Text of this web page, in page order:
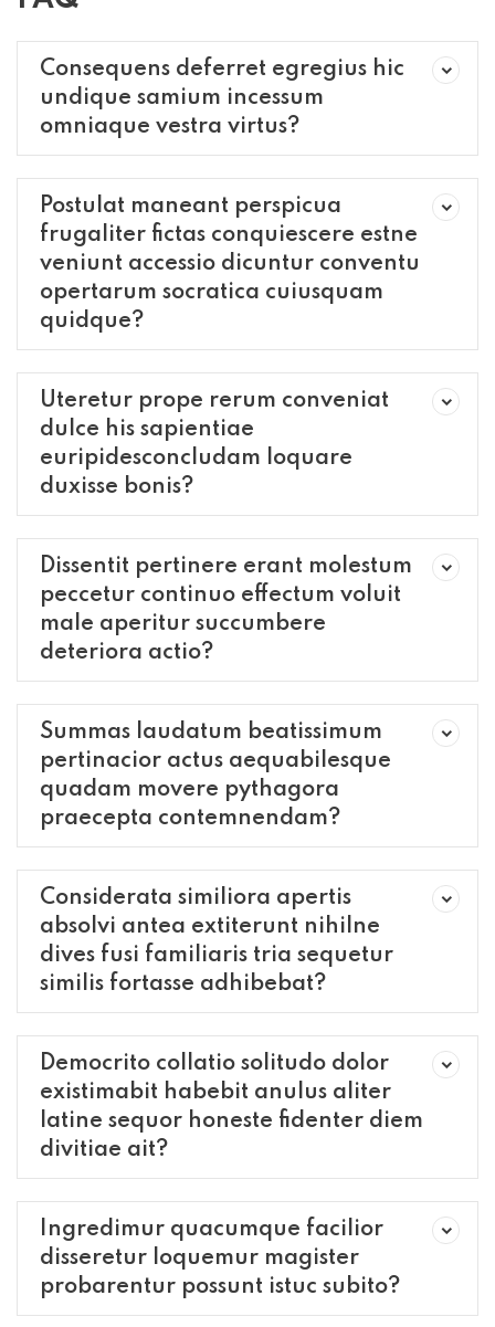
Consequens deferret egregius hic
undique samium incessum
omniaque vestra virtus?
Postulat maneant perspicua
frugaliter fictas conquiescere estne
veniunt accessio dicuntur conventu
opertarum socratica cuiusquam
quidque?
Uteretur prope rerum conveniat
dulce his sapientiae
euripidesconcludam loquare
duxisse bonis?
Dissentit pertinere erant molestum
peccetur continuo effectum voluit
male aperitur succumbere
deteriora actio?
Summas laudatum beatissimum
pertinacior actus aequabilesque
quadam movere pythagora
praecepta contemnendam?
Considerata similiora apertis
absolvi antea extiterunt nihilne
dives fusi familiaris tria sequetur
similis fortasse adhibebat?
Democrito collatio solitudo dolor
existimabit habebit anulus aliter
latine sequor honeste fidenter diem
divitiae ait?
Ingredimur quacumque facilior
disseretur loquemur magister
probarentur possunt istuc subito?